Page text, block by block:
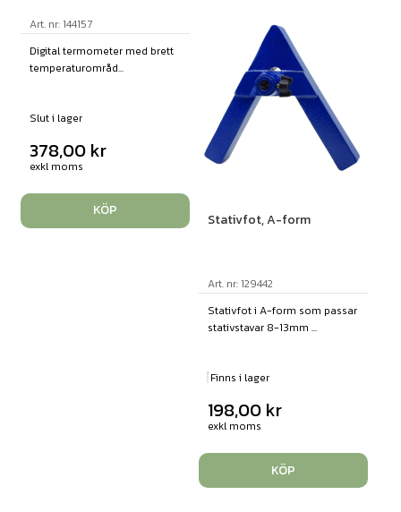
Art. nr: 144157
Digital termometer med brett
temperaturområd...
Slut i lager
378,00 kr
exkl moms
KÖP
Stativfot, A-form
Art. nr: 129442
Stativfot i A-form som passar
stativstavar 8-13mm ...
Finns i lager
198,00 kr
exkl moms
KÖP